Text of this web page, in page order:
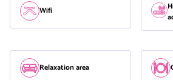
Wifi
Relaxation area